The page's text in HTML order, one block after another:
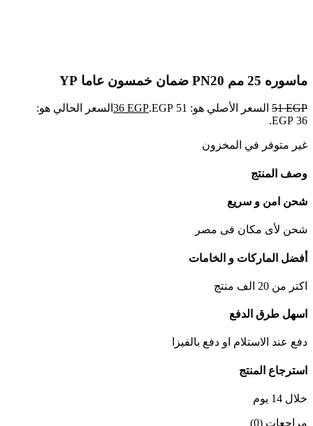
ماسوره 25 مم PN20 ضمان خمسون عاما YP
51EGP السعر الأصلي هو: 51 EGP. 36 EGP
السعر الحالي هو:
36 EGP.
غير متوفر في المخزون
وصف المنتج
شحن امن و سريع
شحن لأى مكان فى مصر
أفضل الماركات و الخامات
اكتر من 20 الف منتج
اسهل طرق الدفع
دفع عند الاستلام او دفع بالفيزا
استرجاع المنتج
خلال 14 يوم
مراجعات (0)